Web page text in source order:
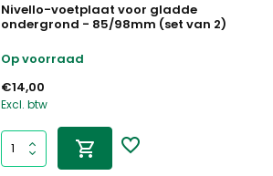
Nivello-voetplaat voor gladde
ondergrond - 85/98mm (set van 2)
Op voorraad
€14,00
Excl. btw